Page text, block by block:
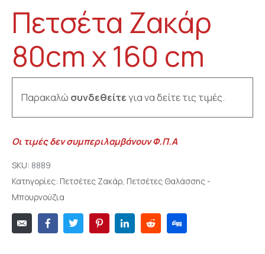
Πετσέτα Ζακάρ
80cm x 160 cm
Παρακαλώ συνδεθείτεγια να δείτε τις τιμές.
Οι τιμές δεν συμπεριλαμβάνουν Φ.Π.Α
SKU: 8889
Κατηγορίες: Πετσέτες Ζακάρ, Πετσέτες Θαλάσσης -
Μπουρνούζια